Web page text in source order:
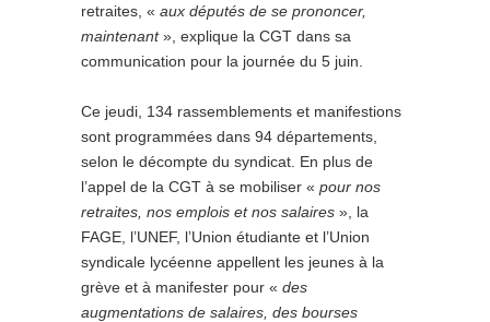
retraites, « aux députés de se prononcer,
maintenant», explique la CGT dans sa
communication pour la journée du 5 juin.
Ce jeudi, 134 rassemblements et manifestions
sont programmées dans 94 départements,
selon le décompte du syndicat. En plus de
l’appel de la CGT à se mobiliser « pour nos
retraites, nos emplois et nos salaires », la
FAGE, l’UNEF, l’Union étudiante et l’Union
syndicale lycéenne appellent les jeunes à la
grève et à manifester pour « des
augmentations de salaires, des bourses